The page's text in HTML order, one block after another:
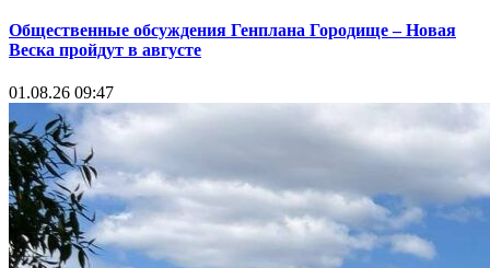
Общественные обсуждения Генплана Городище – Новая
Веска пройдут в августе
01.08.26 09:47